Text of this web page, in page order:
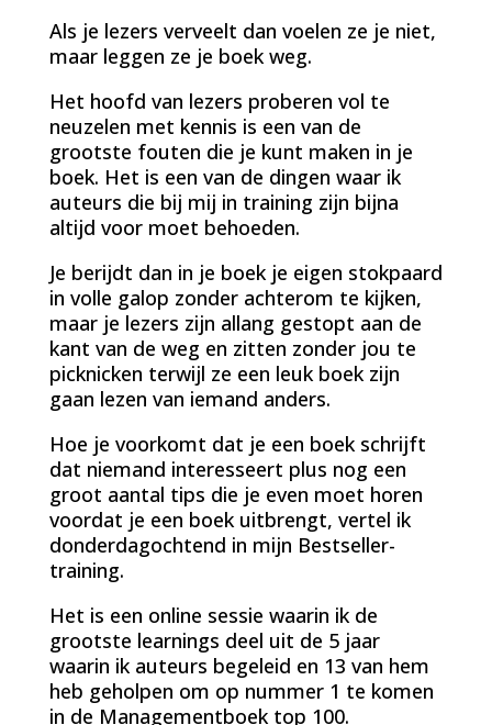
Als je lezers verveelt dan voelen ze je niet,
maar leggen ze je boek weg.
Het hoofd van lezers proberen vol te
neuzelen met kennis is een van de
grootste fouten die je kunt maken in je
boek. Het is een van de dingen waar ik
auteurs die bij mij in training zijn bijna
altijd voor moet behoeden.
Je berijdt dan in je boek je eigen stokpaard
in volle galop zonder achterom te kijken,
maar je lezers zijn allang gestopt aan de
kant van de weg en zitten zonder jou te
picknicken terwijl ze een leuk boek zijn
gaan lezen van iemand anders.
Hoe je voorkomt dat je een boek schrijft
dat niemand interesseert plus nog een
groot aantal tips die je even moet horen
voordat je een boek uitbrengt, vertel ik
donderdagochtend in mijn Bestseller-
training.
Het is een online sessie waarin ik de
grootste learnings deel uit de 5 jaar
waarin ik auteurs begeleid en 13 van hem
heb geholpen om op nummer 1 te komen
in de Managementboek top 100.